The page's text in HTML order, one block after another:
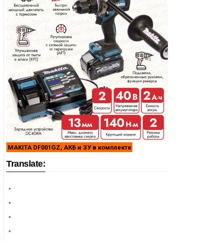
MAKITA DF001GZ, АКБ и ЗУ в комплекте
Translate: